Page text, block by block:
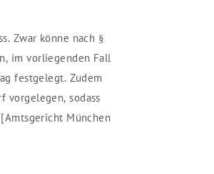
Zwar könne nach §
im vorliegenden Fall
festgelegt. Zudem
vorgelegen, sodass
München